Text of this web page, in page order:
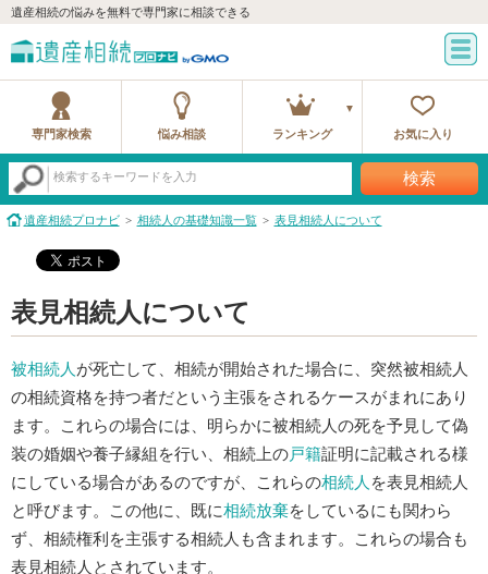
遺産相続の悩みを無料で専門家に相談できる
専門家検索 悩み相談 ランキング お気に入り
検索するキーワードを入力 検索
遺産相続プロナビ 相続人の基礎知識一覧 表見相続人について
表見相続人について
被相続人が死亡して、相続が開始された場合に、突然被相続人
の相続資格を持つ者だという主張をされるケースがまれにあり
ます。これらの場合には、明らかに被相続人の死を予見して偽
装の婚姻や養子縁組を行い、相続上の戸籍証明に記載される様
にしている場合があるのですが、これらの相続人 を表見相続人
と呼びます。この他に、既に相続放棄をしているにも関わら
ず、相続権利を主張する相続人も含まれます。これらの場合も
表見相続人とされています。